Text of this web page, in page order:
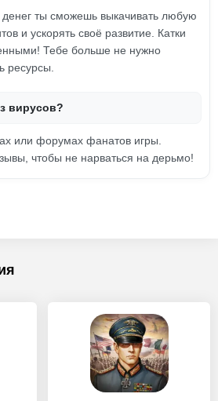
денег ты сможешь выкачивать любую
и ускорять своё развитие. Катки
Тебе больше не нужно
ресурсы.
вирусов?
или форумах фанатов игры.
чтобы не нарваться на дерьмо!